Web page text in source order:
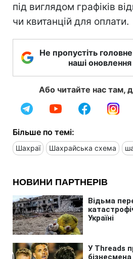
під виглядом графіків
чи квитанцій для оплати.
Не пропустіть
наші
Або читайте нас там,
Більше по темі:
Шахраї Шахрайська схема